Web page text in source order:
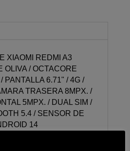
XIAOMI REDMI A3
OLIVA / OCTACORE
PANTALLA 6.71" / 4G /
TRASERA 8MPX. /
5MPX. / DUAL SIM /
5.4 / SENSOR DE
14